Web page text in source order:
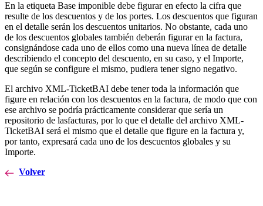
En la etiqueta Base imponible debe figurar en efecto la cifra que
resulte de los descuentos y de los portes. Los descuentos que figuran
en el detalle serán los descuentos unitarios. No obstante, cada uno
de los descuentos globales también deberán figurar en la factura,
consignándose cada uno de ellos como una nueva línea de detalle
describiendo el concepto del descuento, en su caso, y el Importe,
que según se configure el mismo, pudiera tener signo negativo.
El archivo XML-TicketBAI debe tener toda la información que
figure en relación con los descuentos en la factura, de modo que con
ese archivo se podría prácticamente considerar que sería un
repositorio de lasfacturas, por lo que el detalle del archivo XML-
TicketBAI será el mismo que el detalle que figure en la factura y,
por tanto, expresará cada uno de los descuentos globales y su
Importe.
Volver